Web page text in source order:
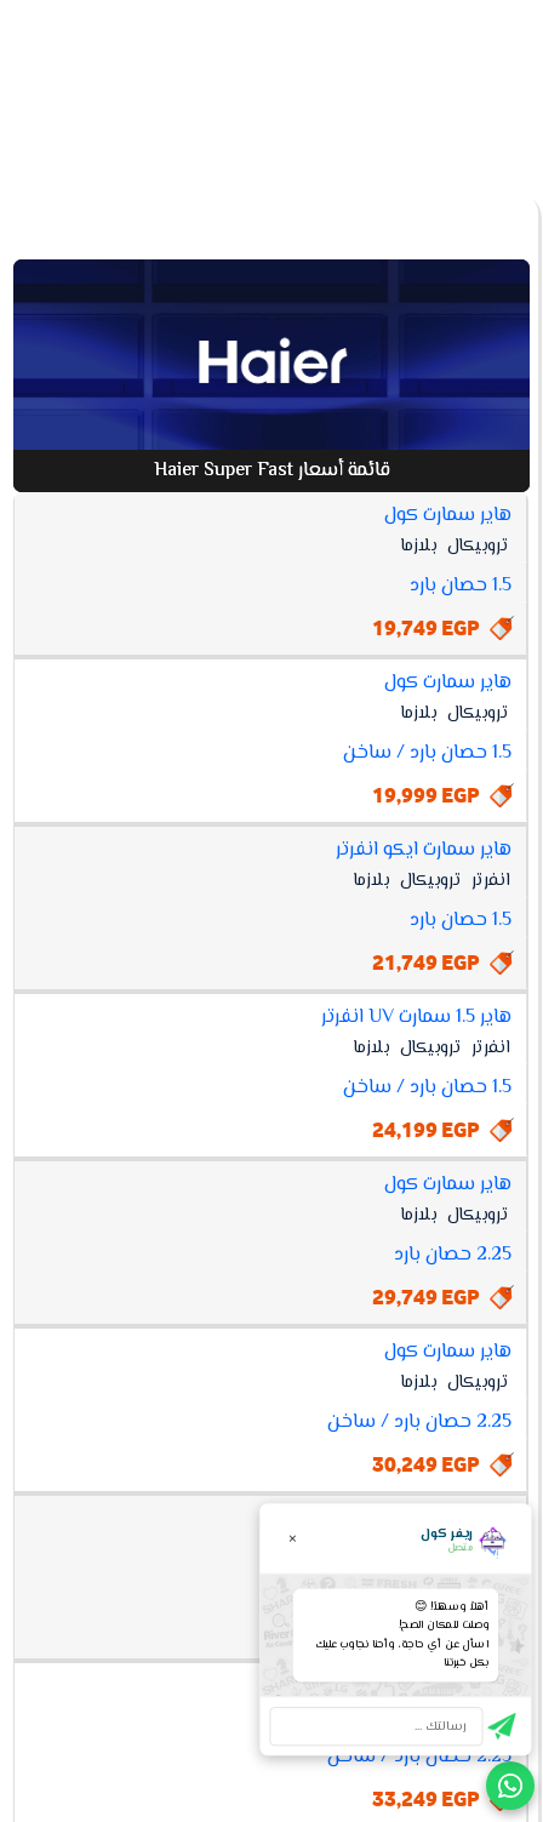
قائمة أسعار Haier Super Fast
افضل
أسعار
HAIER
SUPER
FAST
مواصفات
هاير سمارت كول
تروبيكال بلازما
1.5 حصان بارد
19,749 EGP
هاير سمارت كول
تروبيكال بلازما
1.5 حصان بارد / ساخن
19,999 EGP
هاير سمارت ايكو انفرتر
انفرتر تروبيكال بلازما
1.5 حصان بارد
21,749 EGP
هاير 1.5 سمارت UV انفرتر
انفرتر تروبيكال بلازما
1.5 حصان بارد / ساخن
24,199 EGP
هاير سمارت كول
تروبيكال بلازما
2.25 حصان بارد
29,749 EGP
هاير سمارت كول
تروبيكال بلازما
2.25 حصان بارد / ساخن
30,249 EGP
هاير سمارت ايكو انفرتر
انفرتر تروبيكال
2.25 حصان بارد
32,749 EGP
هاير سمارت UV انفرتر
انفرتر تروبيكال بلازما
2.25 حصان بارد / ساخن
33,249 EGP
ريفر كول
متصل ×
أهلاً وسهلاً! 😊
وصلت للمكان الصح!
اسأل عن أي حاجة، وأحنا نجاوب عليك
بكل خبرتنا